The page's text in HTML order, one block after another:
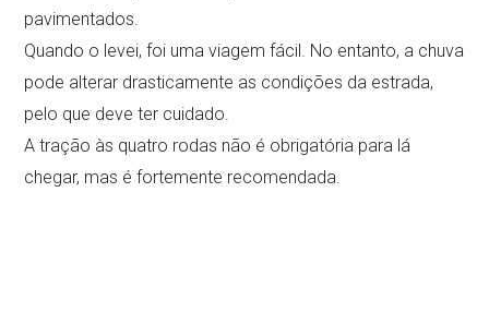
pavimentados.
Quando o levei, foi uma viagem fácil. No entanto, a chuva
pode alterar drasticamente as condições da estrada,
pelo que deve ter cuidado.
A tração às quatro rodas não é obrigatória para lá
chegar, mas é fortemente recomendada.